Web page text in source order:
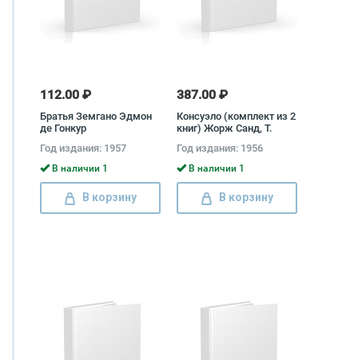
112.00 ₽
Братья Земгано Эдмон
де Гонкур
Год издания: 1957
В наличии 1
В корзину
387.00 ₽
Консуэло (комплект из 2
книг) Жорж Санд, Т.
Лившиц
Год издания: 1956
В наличии 1
В корзину